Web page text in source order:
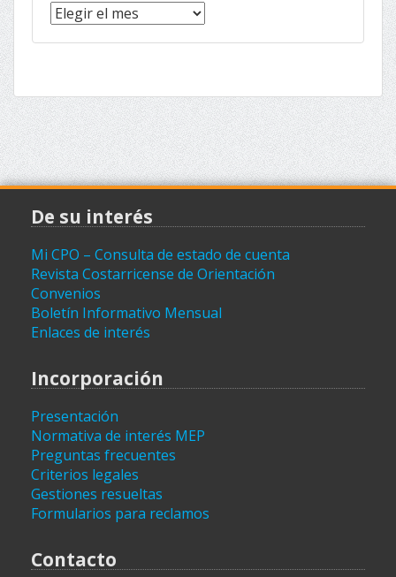
Noticias
(archivo)
De su interés
Mi CPO – Consulta de estado de cuenta
Revista Costarricense de Orientación
Convenios
Boletín Informativo Mensual
Enlaces de interés
Incorporación
Presentación
Normativa de interés MEP
Preguntas frecuentes
Criterios legales
Gestiones resueltas
Formularios para reclamos
Contacto